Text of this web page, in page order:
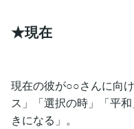
★現在
現在の彼が○○さんに向
ス」「選択の時」「平
きになる」。